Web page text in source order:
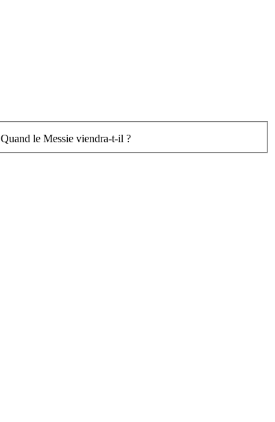
Quand le Messie viendra-t-il ?